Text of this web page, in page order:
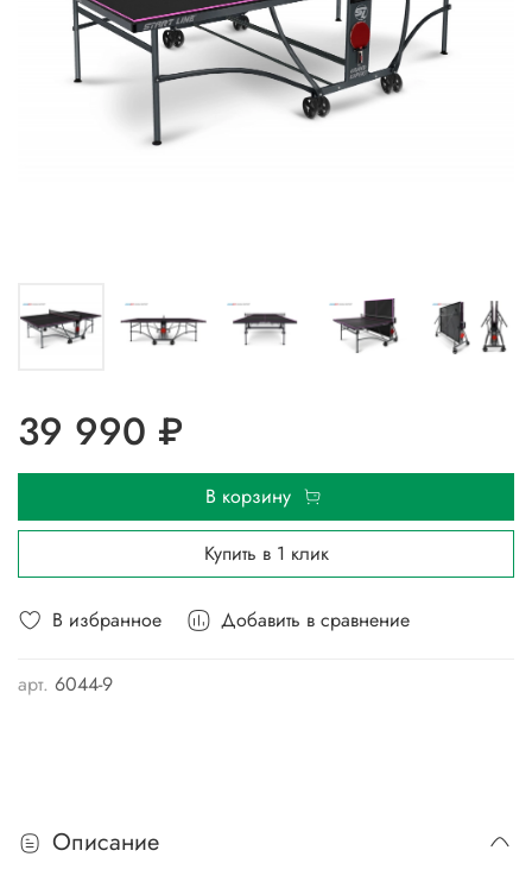
В избранное Добавить в сравнение
арт. 6044-9
39 990 ₽
В корзину
Купить в 1 клик
Описание